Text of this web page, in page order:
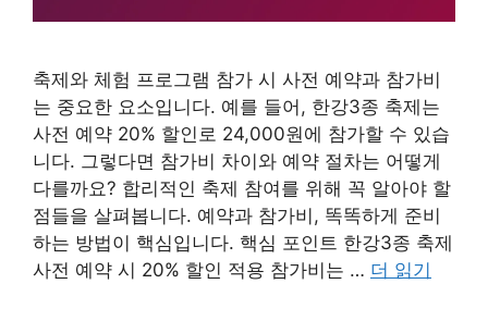
축제와 체험 프로그램 참가 시 사전 예약과 참가비
는 중요한 요소입니다. 예를 들어, 한강3종 축제는
사전 예약 20% 할인로 24,000원에 참가할 수 있습
니다. 그렇다면 참가비 차이와 예약 절차는 어떻게
다를까요? 합리적인 축제 참여를 위해 꼭 알아야 할
점들을 살펴봅니다. 예약과 참가비, 똑똑하게 준비
하는 방법이 핵심입니다. 핵심 포인트 한강3종 축제
사전 예약 시 20% 할인 적용 참가비는 … 더 읽기